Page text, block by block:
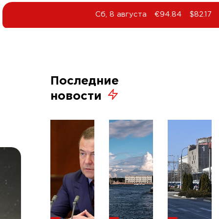
Сб, 8 августа €94.84 $82.17
Последние
новости